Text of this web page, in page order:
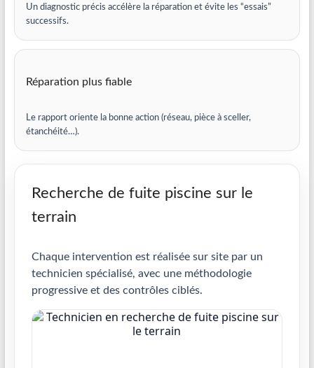
Un diagnostic précis accélère la réparation et évite les “essais”
successifs.
Réparation plus fiable
Le rapport oriente la bonne action (réseau, pièce à sceller,
étanchéité…).
Recherche de fuite piscine sur le
terrain
Chaque intervention est réalisée sur site par un
technicien spécialisé, avec une méthodologie
progressive et des contrôles ciblés.